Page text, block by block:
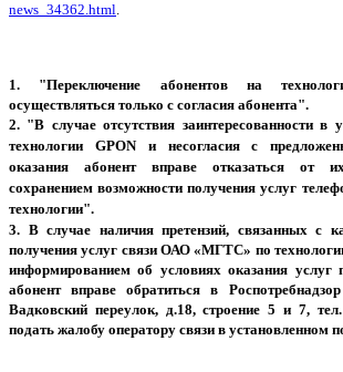
news_34362.html.
1. "Переключение абонентов на
осуществляться только с согласия абонента".
2. "В случае отсутствия заинтересованности в
технологии GPON и несогласия с
оказания абонент вправе отказаться от
сохранением возможности получения услуг
технологии".
3. В случае наличия претензий, связанных с
получения услуг связи ОАО «МГТС» по
информированием об условиях оказания услуг
абонент вправе обратиться в
Вадковский переулок, д.18, строение 5 и 7,
подать жалобу оператору связи в установленном